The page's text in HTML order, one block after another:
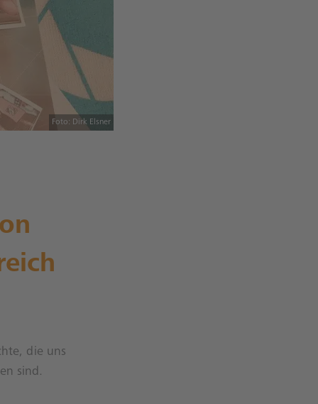
Foto: Dirk Elsner
die uns
sind.